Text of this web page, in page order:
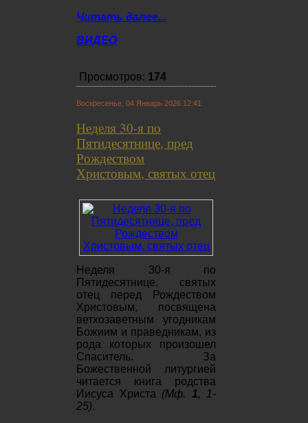
Читать далее...
ВИДЕО
Просмотров: 174
Воскресенье, 04 Январь 2026 12:41
Неделя 30-я по
Пятидесятнице, пред
Рождеством
Христовым, святых отец
Неделя 30-я по
Пятидесятнице, святых
отец перед Рождеством
Христовым, посвящена
ветхозаветным угодникам
Божиим и праведникам, из
рода которых произошел
Спаситель. За
Божественной литургией
читается книга родства
Иисуса Христа (Мф. 1, 1-
25).